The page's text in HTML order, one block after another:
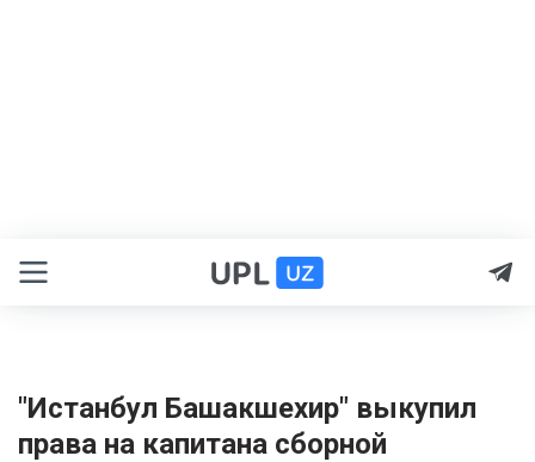
"Истанбул Башакшехир" выкупил
права на капитана сборной